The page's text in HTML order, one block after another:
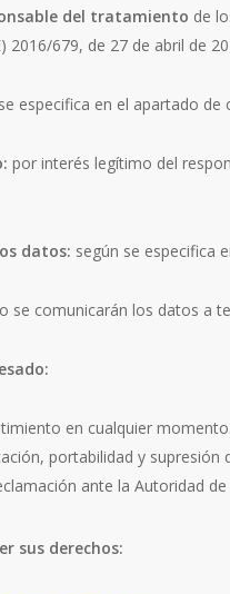
del tratamiento de
2016/679, de 27 de abril de
especifica en el apartado
por interés legítimo del
datos: según se especifica
se comunicarán los datos a
en cualquier momento.
portabilidad y
ante la Autoridad
sus derechos: